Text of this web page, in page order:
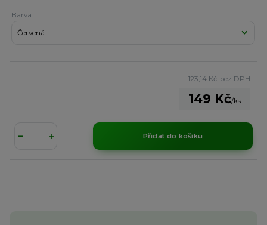
Barva
149 Kč/ks
123,14 Kč bez DPH
Přidat do košíku